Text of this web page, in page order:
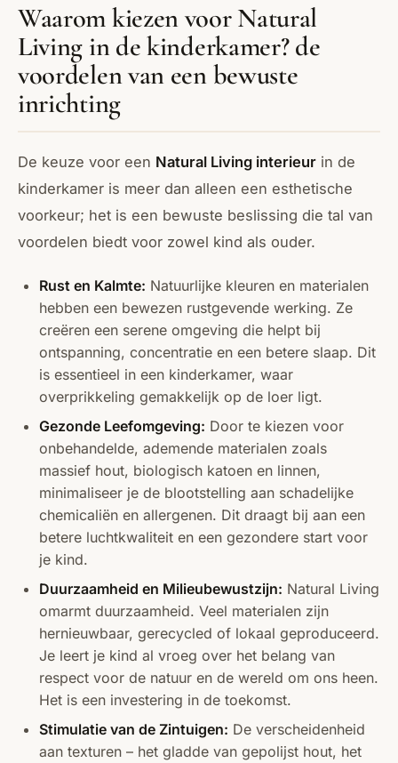
Waarom kiezen voor Natural
Living in de kinderkamer? de
voordelen van een bewuste
inrichting
De keuze voor een Natural Living interieur in de
kinderkamer is meer dan alleen een esthetische
voorkeur; het is een bewuste beslissing die tal van
voordelen biedt voor zowel kind als ouder.
Rust en Kalmte: Natuurlijke kleuren en materialen
hebben een bewezen rustgevende werking. Ze
creëren een serene omgeving die helpt bij
ontspanning, concentratie en een betere slaap. Dit
is essentieel in een kinderkamer, waar
overprikkeling gemakkelijk op de loer ligt.
Gezonde Leefomgeving: Door te kiezen voor
onbehandelde, ademende materialen zoals
massief hout, biologisch katoen en linnen,
minimaliseer je de blootstelling aan schadelijke
chemicaliën en allergenen. Dit draagt bij aan een
betere luchtkwaliteit en een gezondere start voor
je kind.
Duurzaamheid en Milieubewustzijn: Natural Living
omarmt duurzaamheid. Veel materialen zijn
hernieuwbaar, gerecycled of lokaal geproduceerd.
Je leert je kind al vroeg over het belang van
respect voor de natuur en de wereld om ons heen.
Het is een investering in de toekomst.
Stimulatie van de Zintuigen: De verscheidenheid
aan texturen – het gladde van gepolijst hout, het